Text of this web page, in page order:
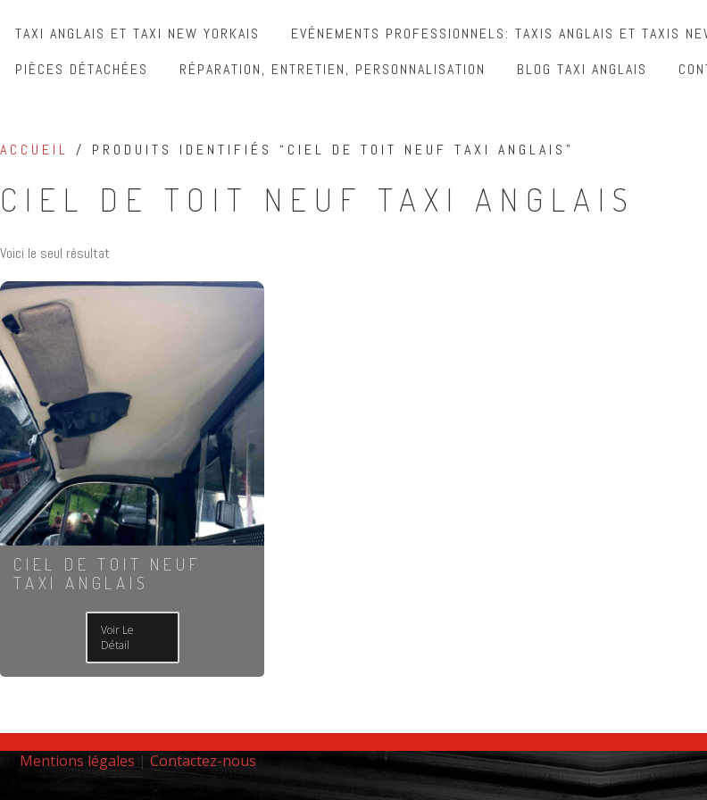
TAXI ANGLAIS ET TAXI NEW YORKAIS EVÉNEMENTS PROFESSIONNELS: TAXIS ANGLAIS ET TAXIS
PIÈCES DÉTACHÉES
RÉPARATION, ENTRETIEN, PERSONNALISATION BLOG TAXI ANGLAIS
ACCUEIL / PRODUITS IDENTIFIÉS “CIEL DE TOIT NEUF TAXI ANGLAIS”
CIEL DE TOIT NEUF TAXI ANGLAIS
Voici le seul résultat
CIEL DE TOIT NEUF
TAXI ANGLAIS
Voir Le
Détail
Mentions légales | Contactez-nous